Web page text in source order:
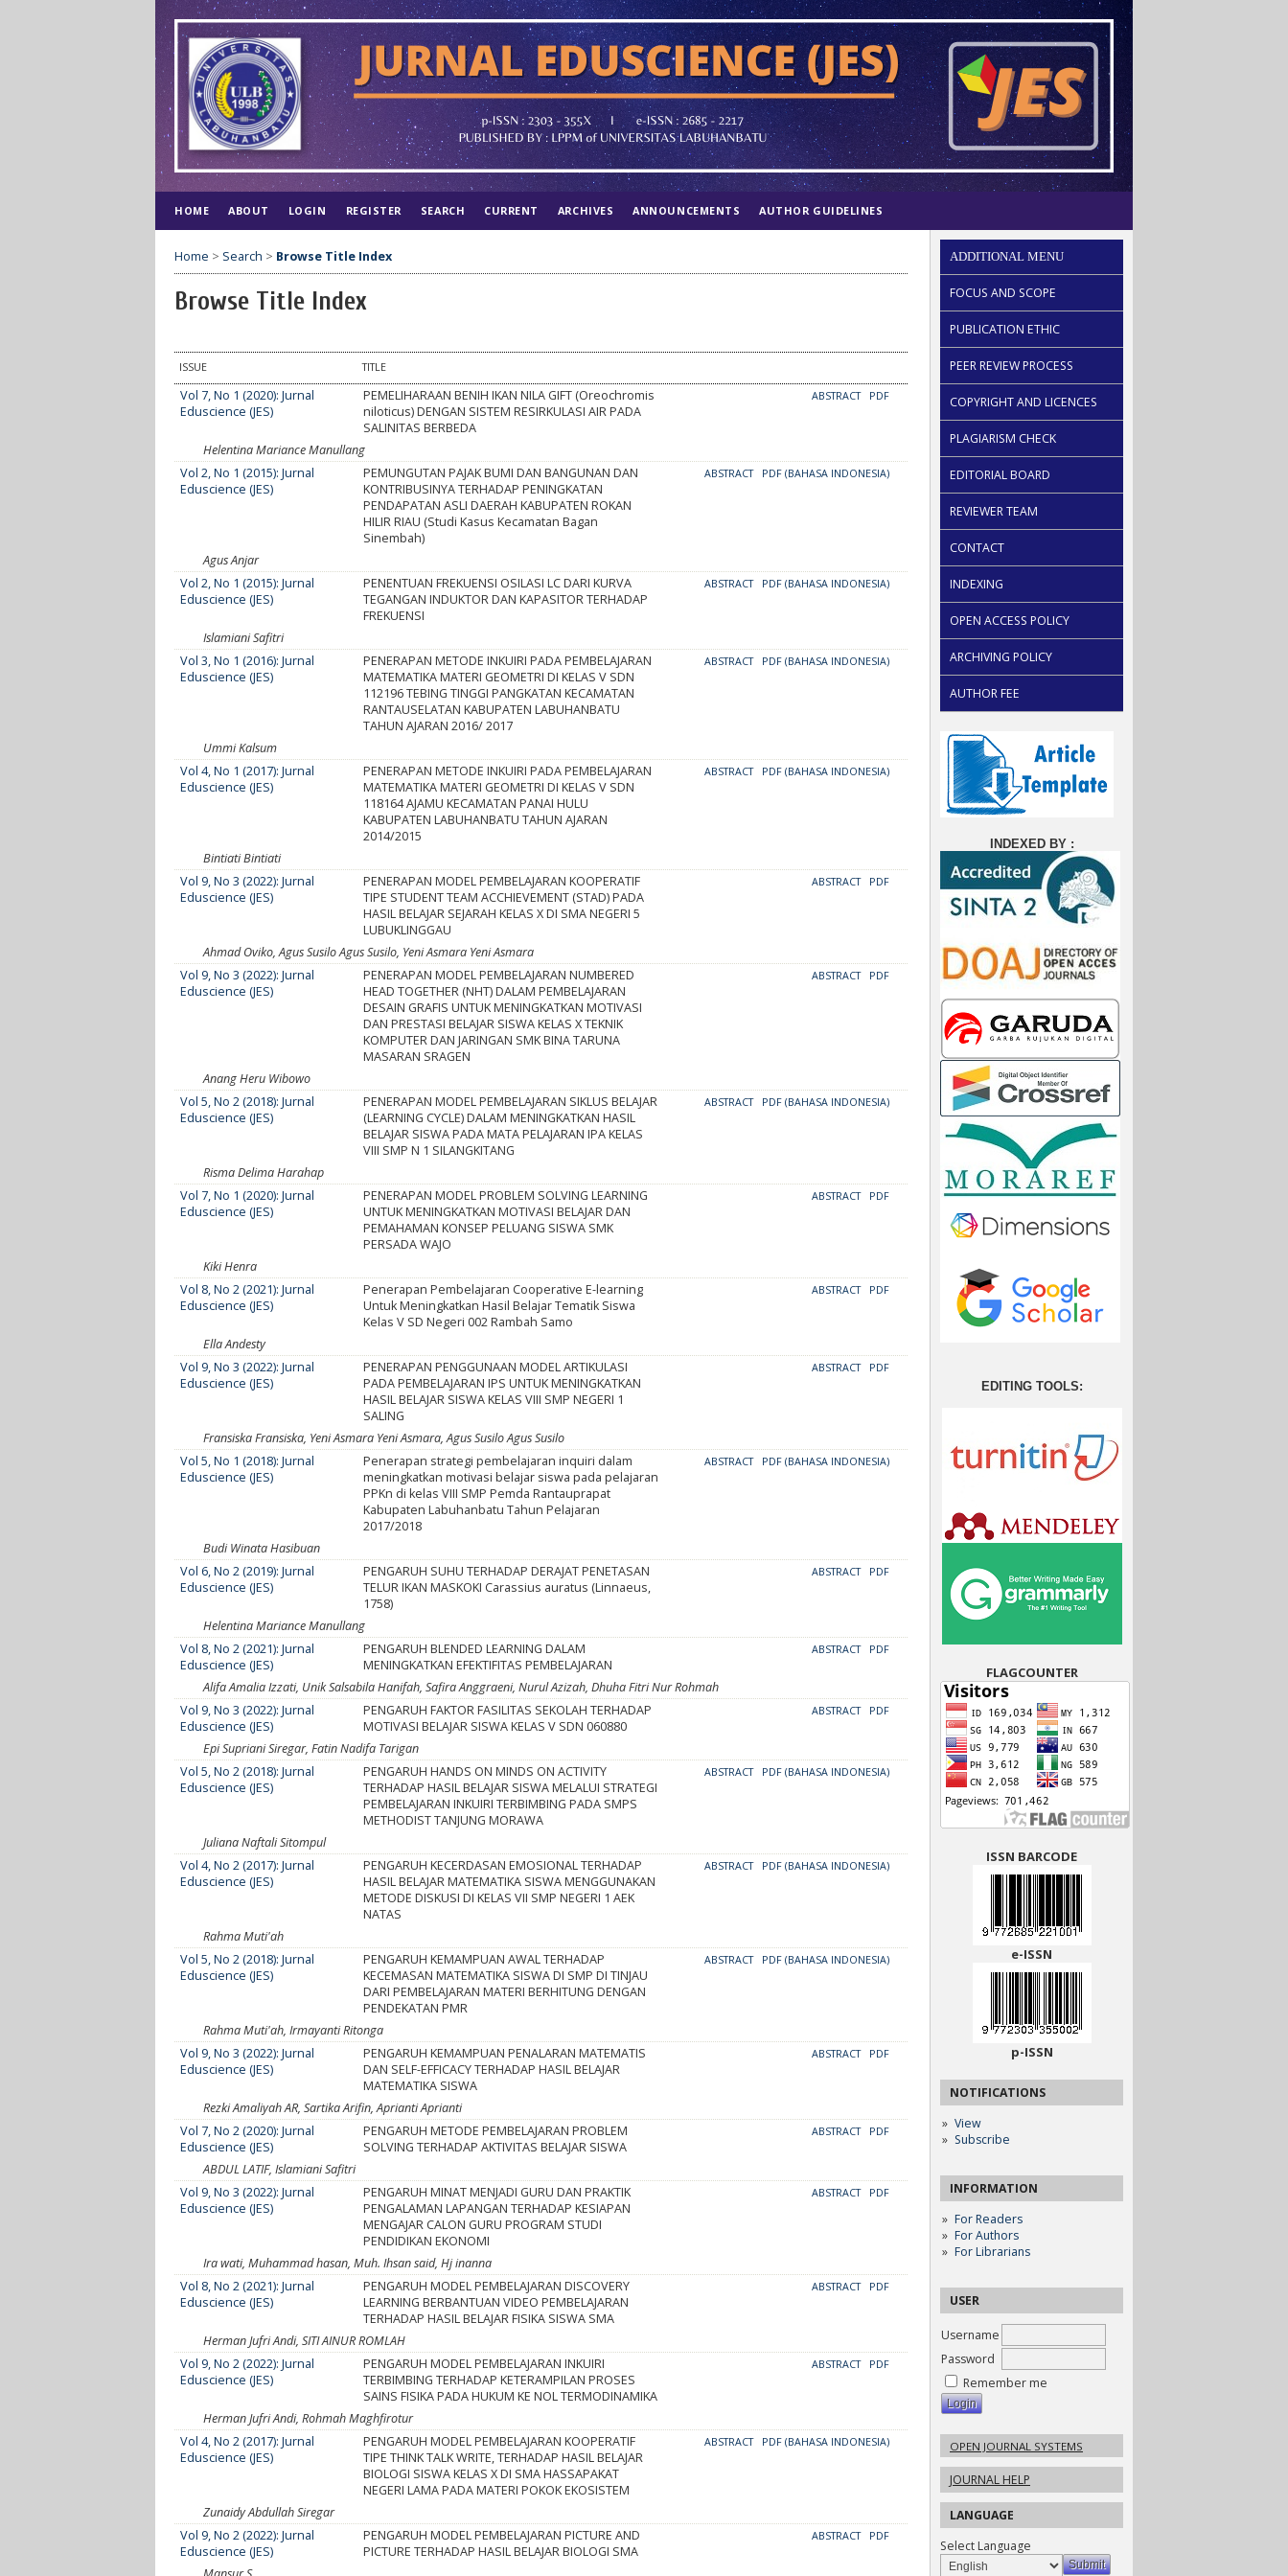
ADDITIONAL MENU
FOCUS AND SCOPE
PUBLICATION ETHIC
PEER REVIEW PROCESS
COPYRIGHT AND LICENCES
PLAGIARISM CHECK
EDITORIAL BOARD
REVIEWER TEAM
CONTACT
INDEXING
OPEN ACCESS POLICY
ARCHIVING POLICY
AUTHOR FEE
INDEXED BY :
EDITING TOOLS:
FLAGCOUNTER
ISSN BARCODE
e-ISSN
p-ISSN
NOTIFICATIONS
View
Subscribe
INFORMATION
For Readers
For Authors
For Librarians
USER
Username
Password
Remember me
OPEN JOURNAL SYSTEMS
JOURNAL HELP
LANGUAGE
Select Language
HOME ABOUT LOGIN REGISTER SEARCH CURRENT ARCHIVES ANNOUNCEMENTS AUTHOR GUIDELINES
Home > Search > Browse Title Index
Browse Title Index
ISSUE TITLE
Vol 7, No 1 (2020): Jurnal
Eduscience (JES)
PEMELIHARAAN BENIH IKAN NILA GIFT (Oreochromis
niloticus) DENGAN SISTEM RESIRKULASI AIR PADA
SALINITAS BERBEDA
ABSTRACT PDF
Helentina Mariance Manullang
Vol 2, No 1 (2015): Jurnal
Eduscience (JES)
PEMUNGUTAN PAJAK BUMI DAN BANGUNAN DAN
KONTRIBUSINYA TERHADAP PENINGKATAN
PENDAPATAN ASLI DAERAH KABUPATEN ROKAN
HILIR RIAU (Studi Kasus Kecamatan Bagan
Sinembah)
ABSTRACT PDF (BAHASA INDONESIA)
Agus Anjar
Vol 2, No 1 (2015): Jurnal
Eduscience (JES)
PENENTUAN FREKUENSI OSILASI LC DARI KURVA
TEGANGAN INDUKTOR DAN KAPASITOR TERHADAP
FREKUENSI
ABSTRACT PDF (BAHASA INDONESIA)
Islamiani Safitri
Vol 3, No 1 (2016): Jurnal
Eduscience (JES)
PENERAPAN METODE INKUIRI PADA PEMBELAJARAN
MATEMATIKA MATERI GEOMETRI DI KELAS V SDN
112196 TEBING TINGGI PANGKATAN KECAMATAN
RANTAUSELATAN KABUPATEN LABUHANBATU
TAHUN AJARAN 2016/ 2017
ABSTRACT PDF (BAHASA INDONESIA)
Ummi Kalsum
Vol 4, No 1 (2017): Jurnal
Eduscience (JES)
PENERAPAN METODE INKUIRI PADA PEMBELAJARAN
MATEMATIKA MATERI GEOMETRI DI KELAS V SDN
118164 AJAMU KECAMATAN PANAI HULU
KABUPATEN LABUHANBATU TAHUN AJARAN
2014/2015
ABSTRACT PDF (BAHASA INDONESIA)
Bintiati Bintiati
Vol 9, No 3 (2022): Jurnal
Eduscience (JES)
PENERAPAN MODEL PEMBELAJARAN KOOPERATIF
TIPE STUDENT TEAM ACCHIEVEMENT (STAD) PADA
HASIL BELAJAR SEJARAH KELAS X DI SMA NEGERI 5
LUBUKLINGGAU
ABSTRACT PDF
Ahmad Oviko, Agus Susilo Agus Susilo, Yeni Asmara Yeni Asmara
Vol 9, No 3 (2022): Jurnal
Eduscience (JES)
PENERAPAN MODEL PEMBELAJARAN NUMBERED
HEAD TOGETHER (NHT) DALAM PEMBELAJARAN
DESAIN GRAFIS UNTUK MENINGKATKAN MOTIVASI
DAN PRESTASI BELAJAR SISWA KELAS X TEKNIK
KOMPUTER DAN JARINGAN SMK BINA TARUNA
MASARAN SRAGEN
ABSTRACT PDF
Anang Heru Wibowo
Vol 5, No 2 (2018): Jurnal
Eduscience (JES)
PENERAPAN MODEL PEMBELAJARAN SIKLUS BELAJAR
(LEARNING CYCLE) DALAM MENINGKATKAN HASIL
BELAJAR SISWA PADA MATA PELAJARAN IPA KELAS
VIII SMP N 1 SILANGKITANG
ABSTRACT PDF (BAHASA INDONESIA)
Risma Delima Harahap
Vol 7, No 1 (2020): Jurnal
Eduscience (JES)
PENERAPAN MODEL PROBLEM SOLVING LEARNING
UNTUK MENINGKATKAN MOTIVASI BELAJAR DAN
PEMAHAMAN KONSEP PELUANG SISWA SMK
PERSADA WAJO
ABSTRACT PDF
Kiki Henra
Vol 8, No 2 (2021): Jurnal
Eduscience (JES)
Penerapan Pembelajaran Cooperative E-learning
Untuk Meningkatkan Hasil Belajar Tematik Siswa
Kelas V SD Negeri 002 Rambah Samo
ABSTRACT PDF
Ella Andesty
Vol 9, No 3 (2022): Jurnal
Eduscience (JES)
PENERAPAN PENGGUNAAN MODEL ARTIKULASI
PADA PEMBELAJARAN IPS UNTUK MENINGKATKAN
HASIL BELAJAR SISWA KELAS VIII SMP NEGERI 1
SALING
ABSTRACT PDF
Fransiska Fransiska, Yeni Asmara Yeni Asmara, Agus Susilo Agus Susilo
Vol 5, No 1 (2018): Jurnal
Eduscience (JES)
Penerapan strategi pembelajaran inquiri dalam
meningkatkan motivasi belajar siswa pada pelajaran
PPKn di kelas VIII SMP Pemda Rantauprapat
Kabupaten Labuhanbatu Tahun Pelajaran
2017/2018
ABSTRACT PDF (BAHASA INDONESIA)
Budi Winata Hasibuan
Vol 6, No 2 (2019): Jurnal
Eduscience (JES)
PENGARUH SUHU TERHADAP DERAJAT PENETASAN
TELUR IKAN MASKOKI Carassius auratus (Linnaeus,
1758)
ABSTRACT PDF
Helentina Mariance Manullang
Vol 8, No 2 (2021): Jurnal
Eduscience (JES)
PENGARUH BLENDED LEARNING DALAM
MENINGKATKAN EFEKTIFITAS PEMBELAJARAN
ABSTRACT PDF
Alifa Amalia Izzati, Unik Salsabila Hanifah, Safira Anggraeni, Nurul Azizah, Dhuha Fitri Nur Rohmah
Vol 9, No 3 (2022): Jurnal
Eduscience (JES)
PENGARUH FAKTOR FASILITAS SEKOLAH TERHADAP
MOTIVASI BELAJAR SISWA KELAS V SDN 060880
ABSTRACT PDF
Epi Supriani Siregar, Fatin Nadifa Tarigan
Vol 5, No 2 (2018): Jurnal
Eduscience (JES)
PENGARUH HANDS ON MINDS ON ACTIVITY
TERHADAP HASIL BELAJAR SISWA MELALUI STRATEGI
PEMBELAJARAN INKUIRI TERBIMBING PADA SMPS
METHODIST TANJUNG MORAWA
ABSTRACT PDF (BAHASA INDONESIA)
Juliana Naftali Sitompul
Vol 4, No 2 (2017): Jurnal
Eduscience (JES)
PENGARUH KECERDASAN EMOSIONAL TERHADAP
HASIL BELAJAR MATEMATIKA SISWA MENGGUNAKAN
METODE DISKUSI DI KELAS VII SMP NEGERI 1 AEK
NATAS
ABSTRACT PDF (BAHASA INDONESIA)
Rahma Muti'ah
Vol 5, No 2 (2018): Jurnal
Eduscience (JES)
PENGARUH KEMAMPUAN AWAL TERHADAP
KECEMASAN MATEMATIKA SISWA DI SMP DI TINJAU
DARI PEMBELAJARAN MATERI BERHITUNG DENGAN
PENDEKATAN PMR
ABSTRACT PDF (BAHASA INDONESIA)
Rahma Muti'ah, Irmayanti Ritonga
Vol 9, No 3 (2022): Jurnal
Eduscience (JES)
PENGARUH KEMAMPUAN PENALARAN MATEMATIS
DAN SELF-EFFICACY TERHADAP HASIL BELAJAR
MATEMATIKA SISWA
ABSTRACT PDF
Rezki Amaliyah AR, Sartika Arifin, Aprianti Aprianti
Vol 7, No 2 (2020): Jurnal
Eduscience (JES)
PENGARUH METODE PEMBELAJARAN PROBLEM
SOLVING TERHADAP AKTIVITAS BELAJAR SISWA
ABSTRACT PDF
ABDUL LATIF, Islamiani Safitri
Vol 9, No 3 (2022): Jurnal
Eduscience (JES)
PENGARUH MINAT MENJADI GURU DAN PRAKTIK
PENGALAMAN LAPANGAN TERHADAP KESIAPAN
MENGAJAR CALON GURU PROGRAM STUDI
PENDIDIKAN EKONOMI
ABSTRACT PDF
Ira wati, Muhammad hasan, Muh. Ihsan said, Hj inanna
Vol 8, No 2 (2021): Jurnal
Eduscience (JES)
PENGARUH MODEL PEMBELAJARAN DISCOVERY
LEARNING BERBANTUAN VIDEO PEMBELAJARAN
TERHADAP HASIL BELAJAR FISIKA SISWA SMA
ABSTRACT PDF
Herman Jufri Andi, SITI AINUR ROMLAH
Vol 9, No 2 (2022): Jurnal
Eduscience (JES)
PENGARUH MODEL PEMBELAJARAN INKUIRI
TERBIMBING TERHADAP KETERAMPILAN PROSES
SAINS FISIKA PADA HUKUM KE NOL TERMODINAMIKA
ABSTRACT PDF
Herman Jufri Andi, Rohmah Maghfirotur
Vol 4, No 2 (2017): Jurnal
Eduscience (JES)
PENGARUH MODEL PEMBELAJARAN KOOPERATIF
TIPE THINK TALK WRITE, TERHADAP HASIL BELAJAR
BIOLOGI SISWA KELAS X DI SMA HASSAPAKAT
NEGERI LAMA PADA MATERI POKOK EKOSISTEM
ABSTRACT PDF (BAHASA INDONESIA)
Zunaidy Abdullah Siregar
Vol 9, No 2 (2022): Jurnal
Eduscience (JES)
PENGARUH MODEL PEMBELAJARAN PICTURE AND
PICTURE TERHADAP HASIL BELAJAR BIOLOGI SMA
ABSTRACT PDF